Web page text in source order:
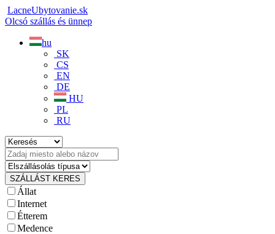
LacneUbytovanie.sk
Olcsó szállás és ünnep
hu
SK
CS
EN
DE
HU
PL
RU
Állat
Internet
Étterem
Medence